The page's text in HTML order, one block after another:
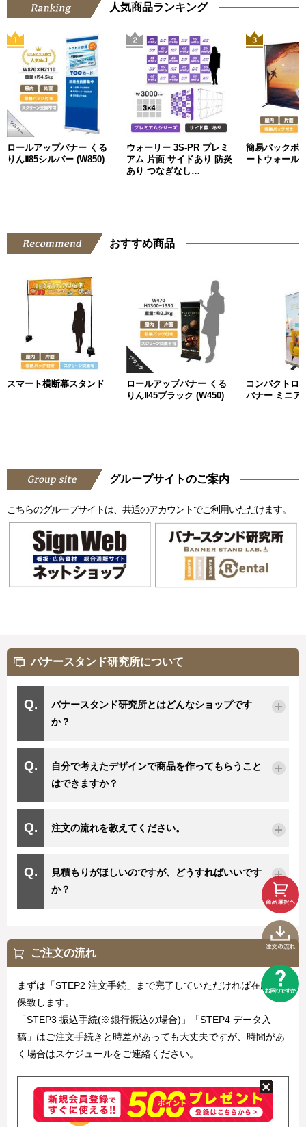
人気商品ランキング
ロールアップバナー くる
りんⅡ85シルバー (W850)
ウォーリー 3S-PR プレミ
アム 片面 サイドあり 防炎
あり つなぎなし
簡易バックボ
ートウォー
おすすめ商品
スマート横断幕スタンド
ロールアップバナー くる
りんⅡ45ブラック (W450)
コンパクトロ
バナー ミニア
グループサイトのご案内
こちらのグループサイトは、共通のアカウントでご利用いただけます。
バナースタンド研究所について
バナースタンド研究所とはどんなショップです
か？
自分で考えたデザインで商品を作ってもらうこと
はできますか？
注文の流れを教えてください。
見積もりがほしいのですが、どうすればいいです
か？
ご注文の流れ
まずは「STEP2 注文手続」まで完了していただければ在庫を確
保致します。
「STEP3 振込手続(※銀行振込の場合)」「STEP4 データ入
稿」はご注文手続きと時差があっても大丈夫ですが、時間があ
く場合はスケジュールをご連絡ください。